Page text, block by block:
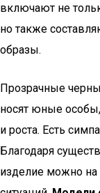
включают не
но также
образы.
Прозрачные
носят юные
и роста. Есть
Благодаря
изделие можно